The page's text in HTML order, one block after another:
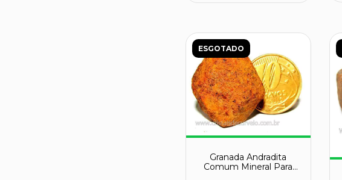
ESGOTADO
Granada Andradita
Comum Mineral Para